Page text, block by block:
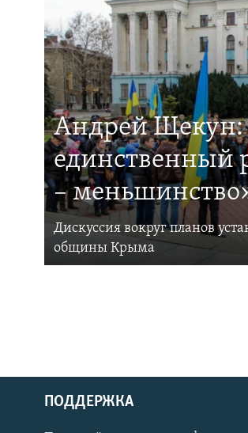
Андрей
единственный
–
Дискуссия вокруг планов
общины Крыма
ПОДДЕРЖКА